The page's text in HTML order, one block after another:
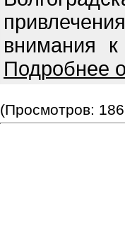
внимания
Подробнее
(Просмотров: